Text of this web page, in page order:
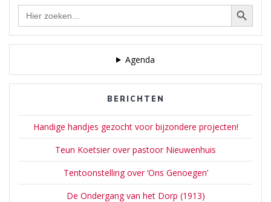
Zoek Zoekknop
Agenda
BERICHTEN
Handige handjes gezocht voor bijzondere projecten!
Teun Koetsier over pastoor Nieuwenhuis
Tentoonstelling over ‘Ons Genoegen’
De Ondergang van het Dorp (1913)